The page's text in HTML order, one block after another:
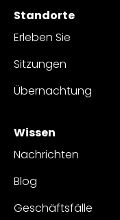
Standorte
Erleben Sie
Sitzungen
Übernachtung
Wissen
Nachrichten
Blog
Geschäftsfälle